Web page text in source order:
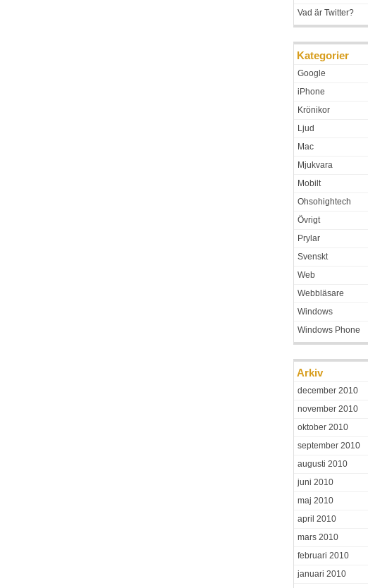
Vad är Twitter?
Kategorier
Google
iPhone
Krönikor
Ljud
Mac
Mjukvara
Mobilt
Ohsohightech
Övrigt
Prylar
Svenskt
Web
Webbläsare
Windows
Windows Phone
Arkiv
december 2010
november 2010
oktober 2010
september 2010
augusti 2010
juni 2010
maj 2010
april 2010
mars 2010
februari 2010
januari 2010